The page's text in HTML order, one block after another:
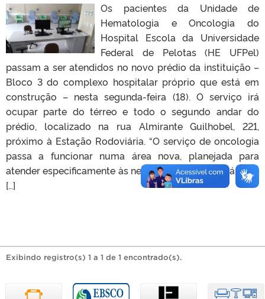
Os pacientes da Unidade de
Hematologia e Oncologia do
Hospital Escola da Universidade
Federal de Pelotas (HE UFPel)
passam a ser atendidos no novo prédio da instituição –
Bloco 3 do complexo hospitalar próprio que está em
construção – nesta segunda-feira (18). O serviço irá
ocupar parte do térreo e todo o segundo andar do
prédio, localizado na rua Almirante Guilhobel, 221,
próximo à Estação Rodoviária. “O serviço de oncologia
passa a funcionar numa área nova, planejada para
atender especificamente às necessidades dos usuários e
[…]
Exibindo registro(s) 1 a 1 de 1 encontrado(s).